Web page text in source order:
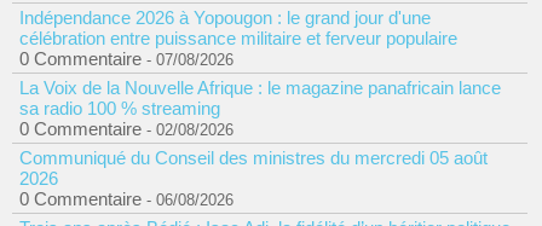
Indépendance 2026 à Yopougon : le grand jour d'une
célébration entre puissance militaire et ferveur populaire
0 Commentaire - 07/08/2026
La Voix de la Nouvelle Afrique : le magazine panafricain lance
sa radio 100 % streaming
0 Commentaire - 02/08/2026
Communiqué du Conseil des ministres du mercredi 05 août
2026
0 Commentaire - 06/08/2026